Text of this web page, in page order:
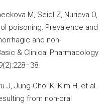
M, Seidl Z, Nurieva O,
poisoning: Prevalence and
and non-
& Clinical Pharmacology
J, Jung-Choi K, Kim H, et al.
from non-oral